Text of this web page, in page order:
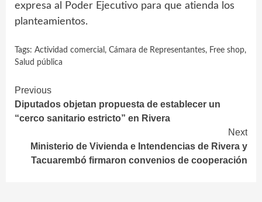
expresa al Poder Ejecutivo para que atienda los
planteamientos.
Tags: Actividad comercial , Cámara de Representantes, Free shop,
Salud pública
Continue
Reading
Previous
Diputados objetan propuesta de establecer un
“cerco sanitario estricto” en Rivera
Next
Ministerio de Vivienda e Intendencias de Rivera y
Tacuarembó firmaron convenios de cooperación